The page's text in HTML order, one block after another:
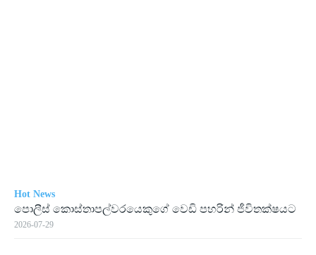
Hot News
පොලීස් කොස්තාපල්වරයෙකුගේ වෙඩි පහරින් ජීවිතක්ෂයට
2026-07-29